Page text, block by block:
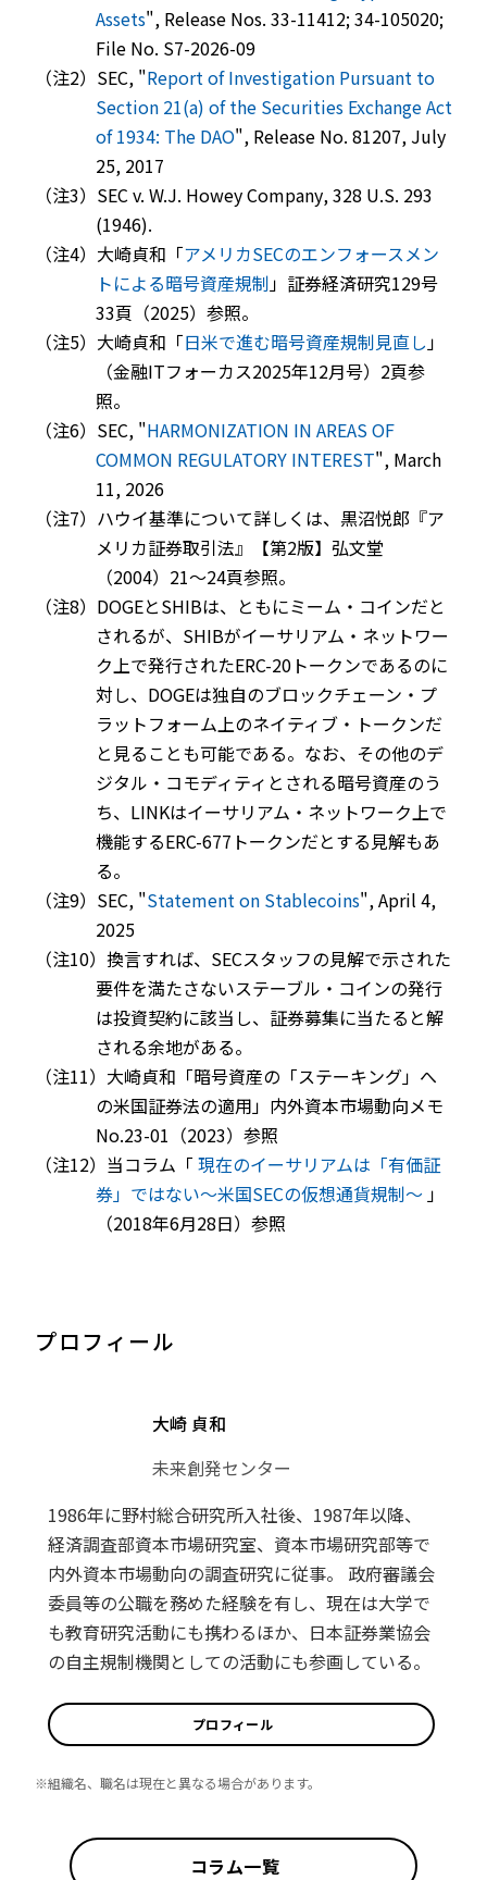
Assets", Release Nos. 33-11412; 34-105020;
File No. S7-2026-09
（注2）SEC, "Report of Investigation Pursuant to
Section 21(a) of the Securities Exchange Act
of 1934: The DAO", Release No. 81207, July
25, 2017
（注3） SEC v. W.J. Howey Company, 328 U.S. 293
(1946).
（注4）大崎貞和「アメリカSECのエンフォースメン
トによる暗号資産規制」証券経済研究129号
33頁（2025）参照。
（注5）大崎貞和「日米で進む暗号資産規制見直し」
（金融ITフォーカス2025年12月号）2頁参
照。
（注6）SEC, "HARMONIZATION IN AREAS OF
COMMON REGULATORY INTEREST", March
11, 2026
（注7）ハウイ基準について詳しくは、黒沼悦郎『ア
メリカ証券取引法』【第2版】弘文堂
（2004）21～24頁参照。
（注8）DOGEとSHIBは、ともにミーム・コインだと
されるが、SHIBがイーサリアム・ネットワー
ク上で発行されたERC-20トークンであるのに
対し、DOGEは独自のブロックチェーン・プ
ラットフォーム上のネイティブ・トークンだ
と見ることも可能である。なお、その他のデ
ジタル・コモディティとされる暗号資産のう
ち、LINKはイーサリアム・ネットワーク上で
機能するERC-677トークンだとする見解もあ
る。
（注9）SEC, "Statement on Stablecoins", April 4,
2025
（注10）換言すれば、SECスタッフの見解で示された
要件を満たさないステーブル・コインの発行
は投資契約に該当し、証券募集に当たると解
される余地がある。
（注11）大崎貞和「暗号資産の「ステーキング」へ
の米国証券法の適用」内外資本市場動向メモ
No.23-01（2023）参照
（注12）当コラム「 現在のイーサリアムは「有価証
券」ではない～米国SECの仮想通貨規制～」
（2018年6月28日）参照
プロフィール
大崎 貞和
未来創発センター
1986年に野村総合研究所入社後、1987年以降、
経済調査部資本市場研究室、資本市場研究部等で
内外資本市場動向の調査研究に従事。 政府審議会
委員等の公職を務めた経験を有し、現在は大学で
も教育研究活動にも携わるほか、日本証券業協会
の自主規制機関としての活動にも参画している。
プロフィール
※組織名、職名は現在と異なる場合があります。
コラム一覧